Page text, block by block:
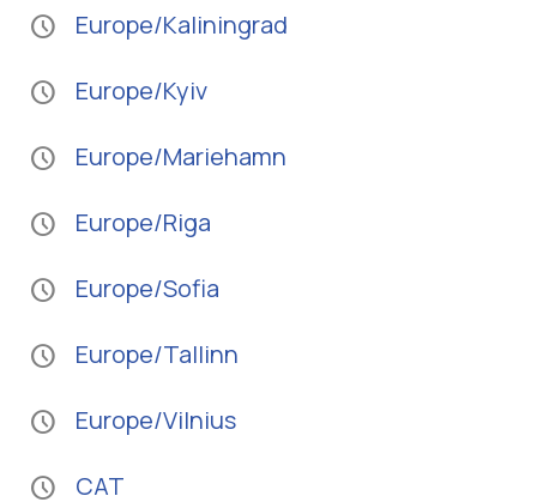
schedule Europe/Kaliningrad
schedule Europe/Kyiv
schedule Europe/Mariehamn
schedule Europe/Riga
schedule Europe/Sofia
schedule Europe/Tallinn
schedule Europe/Vilnius
schedule CAT